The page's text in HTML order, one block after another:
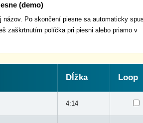
(demo)
názov. Po skončení piesne sa automaticky
zaškrtnutím políčka pri piesni alebo priamo v
Dĺžka Loop
4:14